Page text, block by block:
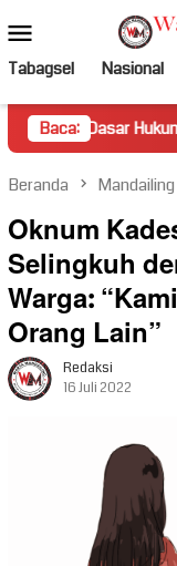
ke
kontenMobile
Tabagsel Nasional
Baca:
Hukum Picu
Beranda
Oknum
Selingkuh
Warga:
Orang Lain”
Redaksi
16 Juli 2022